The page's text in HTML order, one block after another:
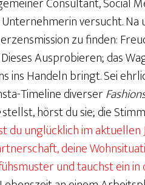
versucht. Na
zu finden:
Ausprobieren; das
ins Handeln bringt. Sei
Timeline diverser
stellst, hörst du sie; die
du unglücklich im
deine
und tauchst ein